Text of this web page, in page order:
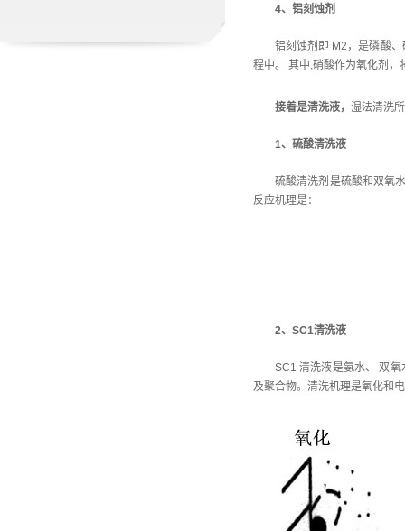
4、铝刻蚀剂
铝刻蚀剂即 M2，是磷酸
程中。 其中,硝酸作为氧化剂，
接着是清洗液， 湿法清洗
1、硫酸清洗液
硫酸清洗剂是硫酸和双氧
反应机理是：
2、SC1清洗液
SC1 清洗液是氨水、 双
及聚合物。清洗机理是氧化和